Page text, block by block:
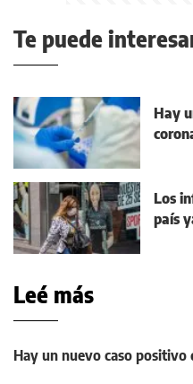
Te puede
Hay
Los
país
Leé más
Hay un nuevo caso